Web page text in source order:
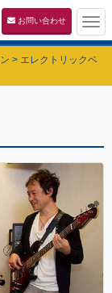
お問い合わせ
> エレクトリックベ